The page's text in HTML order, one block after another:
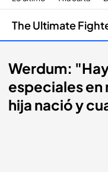
The Ultimate
Werdum:
especiales en
hija nació y